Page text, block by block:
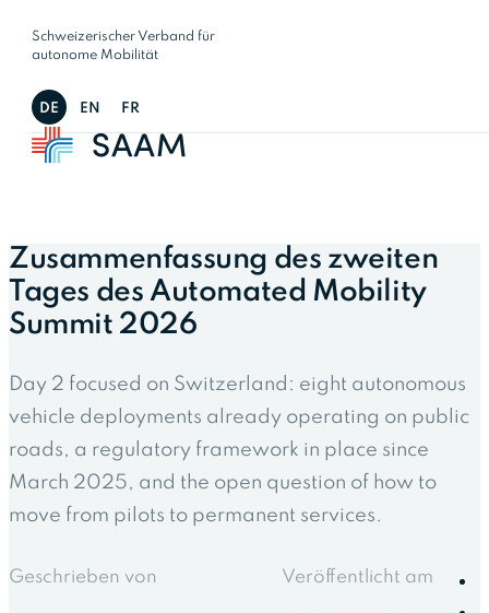
Schweizerischer Verband für
autonome Mobilität
DE EN FR
Zusammenfassung des zweiten
Tages des Automated Mobility
Summit 2026
Day 2 focused on Switzerland: eight autonomous
vehicle deployments already operating on public
roads, a regulatory framework in place since
March 2025, and the open question of how to
move from pilots to permanent services.
Geschrieben von Veröffentlicht am